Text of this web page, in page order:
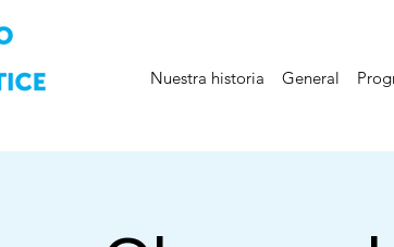
Nuestra historia General